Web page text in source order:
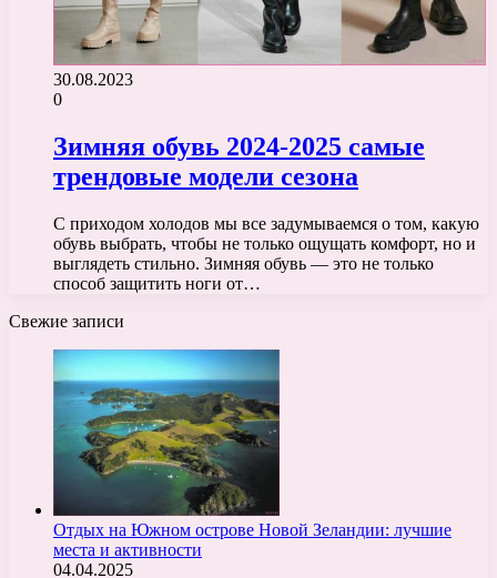
30.08.2023
0
Зимняя обувь 2024-2025 самые
трендовые модели сезона
С приходом холодов мы все задумываемся о том, какую
обувь выбрать, чтобы не только ощущать комфорт, но и
выглядеть стильно. Зимняя обувь — это не только
способ защитить ноги от…
Свежие записи
Отдых на Южном острове Новой Зеландии: лучшие
места и активности
04.04.2025